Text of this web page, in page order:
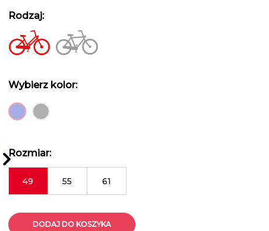
Rodzaj:
Wybierz kolor:
Rozmiar:
49 55 61
DODAJ DO KOSZYKA